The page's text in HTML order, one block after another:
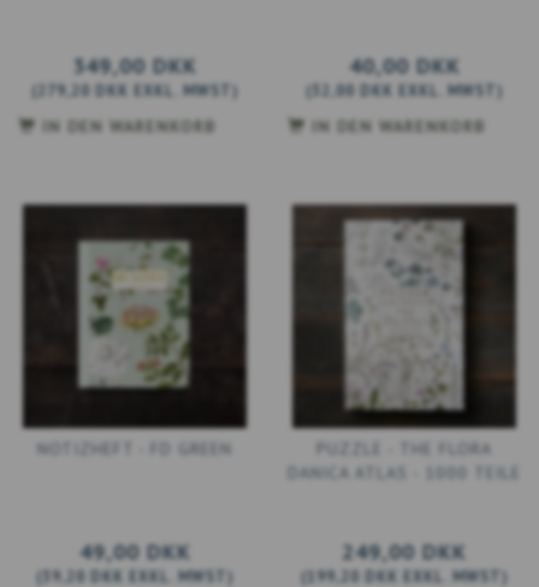
349,00 DKK
( 279,20 DKK EXKL. MWST
IN DEN WARENKORB
40,00 DKK
32,00 DKK EXKL. MWST
IN DEN WARENKORB
NOTIZHEFT - FD GREEN
49,00 DKK
39,20 DKK EXKL. MWST
PUZZLE - THE FLORA
DANICA ATLAS - 1000 TEILE
249,00 DKK
( 199,20 DKK EXKL. MWST